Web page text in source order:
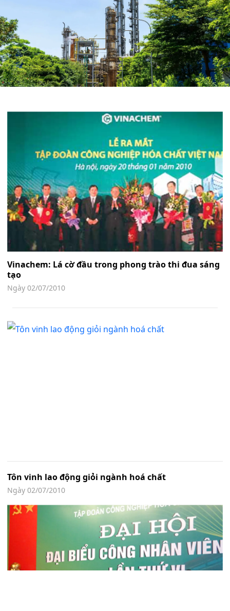
Tin tập đoàn
Tin tập đoàn
Vinachem: Lá cờ đầu trong phong trào thi đua sáng
tạo
Ngày 02/07/2010
Tôn vinh lao động giỏi ngành hoá chất
Ngày 02/07/2010